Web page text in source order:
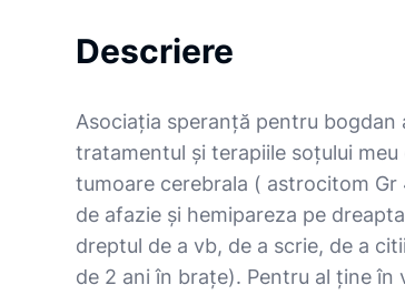
Descriere
Asociația speranță pentru
tratamentul și terapiile soțului
tumoare cerebrala ( astrocitom
de afazie și hemipareza pe
dreptul de a vb, de a scrie, de a
de 2 ani în brațe). Pentru al ține